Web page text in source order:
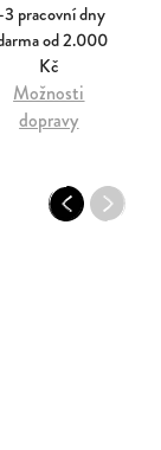
3 pracovní dny
od 2.000
Kč
Možnosti
dopravy
PreviousNext